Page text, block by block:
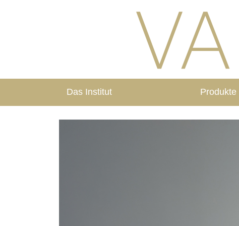
Das Institut Produkte